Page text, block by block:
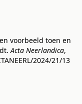
voorbeeld toen en
Acta Neerlandica,
2024/21/13